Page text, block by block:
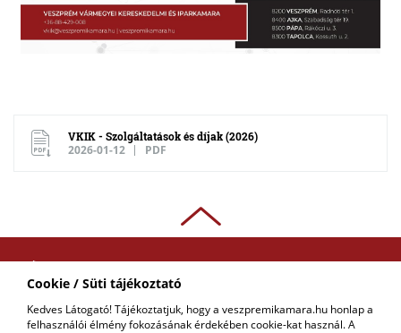
Cookie / Süti tájékoztató
Kedves Látogató! Tájékoztatjuk, hogy a veszpremikamara.hu honlap a
felhasználói élmény fokozásának érdekében cookie-kat használ. A
VKIK - Szolgáltatások és díjak (2026)
2026-01-12 PDF
COPYRIGHT © 2018 - 2026 VKIK. |
KAPCSOLAT